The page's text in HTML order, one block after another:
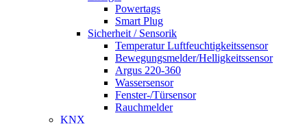
Powertags
Smart Plug
Sicherheit / Sensorik
Temperatur Luftfeuchtigkeitssensor
Bewegungsmelder/Helligkeitssensor
Argus 220-360
Wassersensor
Fenster-/Türsensor
Rauchmelder
KNX